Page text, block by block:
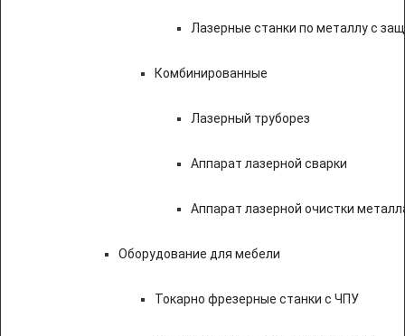
Лазерные станки по металлу с
Комбинированные
Лазерный труборез
Аппарат лазерной сварки
Аппарат лазерной очистки
Оборудование для мебели
Токарно фрезерные станки с ЧПУ